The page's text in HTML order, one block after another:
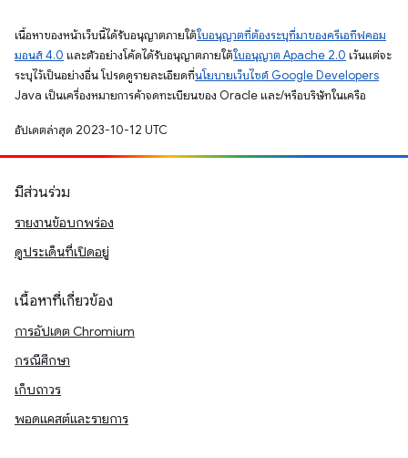
เนื้อหาของหน้าเว็บนี้ได้รับอนุญาตภายใต้ใบอนุญาตที่ต้องระบุที่มาของครีเอทีฟคอม
มอนส์ 4.0 และตัวอย่างโค้ดได้รับอนุญาตภายใต้ใบอนุญาต Apache 2.0 เว้นแต่จะ
ระบุไว้เป็นอย่างอื่น โปรดดูรายละเอียดที่นโยบายเว็บไซต์ Google Developers
Java เป็นเครื่องหมายการค้าจดทะเบียนของ Oracle และ/หรือบริษัทในเครือ
อัปเดตล่าสุด 2023-10-12 UTC
มีส่วนร่วม
รายงานข้อบกพร่อง
ดูประเด็นที่เปิดอยู่
เนื้อหาที่เกี่ยวข้อง
การอัปเดต Chromium
กรณีศึกษา
เก็บถาวร
พอดแคสต์และรายการ